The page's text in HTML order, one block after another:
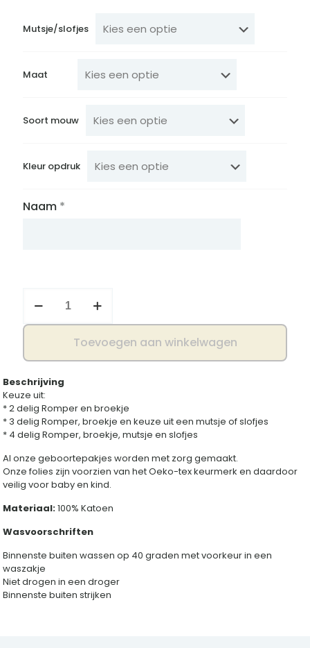
€ 44,95
Mutsje/slofjes
Maat
Soort mouw
Kleur opdruk
Naam *
pakje
Toevoegen aan winkelwagen
Beschrijving
Keuze uit:
* 2 delig Romper en broekje
* 3 delig Romper, broekje en keuze uit een mutsje of slofjes
* 4 delig Romper, broekje, mutsje en slofjes
Al onze geboortepakjes worden met zorg gemaakt.
Onze folies zijn voorzien van het Oeko-tex keurmerk en daardoor
veilig voor baby en kind.
Materiaal:100% Katoen
Wasvoorschriften
Binnenste buiten wassen op 40 graden met voorkeur in een
waszakje
Niet drogen in een droger
Binnenste buiten strijken